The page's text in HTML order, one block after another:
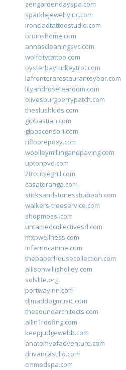
zengardendayspa.com
sparklejewelryinc.com
ironcladtattoostudio.com
bruinshome.com
annascleaningsvc.com
wolfcitytattoo.com
oysterbayturkeytrot.com
lafronterarestauranteybar.com
lilyandrosetearoom.com
olivesburgberrypatch.com
theslushkids.com
giobastian.com
glpascensori.com
rifloorepoxy.com
woolleymillingandpaving.com
uptonpvd.com
2troublegrill.com
casateranga.com
sticksandstonesstudiooh.com
walkers-treeservice.com
shopmossi.com
untamedcollectivesd.com
mxpwellness.com
infernocanine.com
thepaperhousecollection.com
allisonwillisholley.com
solslite.org
portwayinn.com
djmaddogmusic.com
thesoundarchitects.com
allin1roofing.com
keepjudgewebb.com
anatomyofadventure.com
drivancastillo.com
cmmedspa.com